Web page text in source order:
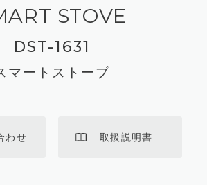
STOVE
DST-1631
マートストーブ
わせ 取扱説明書